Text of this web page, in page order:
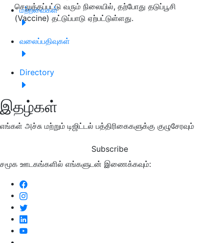
மற்றவைகள்
வலைப்பதிவுகள்
Directory
இதழ்கள்
எங்கள் அச்சு மற்றும் டிஜிட்டல் பத்திரிகைகளுக்கு குழுசேரவும்
Subscribe
சமூக ஊடகங்களில் எங்களுடன் இணைக்கவும்:
செலுத்தப்பட்டு வரும் நிலையில், தற்போது தடுப்பூசி
(Vaccine) தட்டுப்பாடு ஏற்பட்டுள்ளது.